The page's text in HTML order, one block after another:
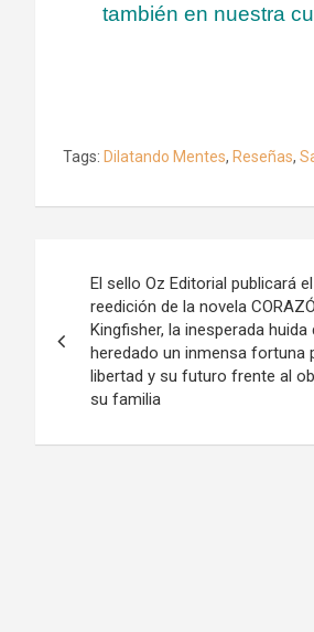
también en nuestra
Tags: Dilatando Mentes, Reseñas,
entradas
El sello Oz Editorial publicará
reedición de la novela
Kingfisher, la inesperada huida
heredado un inmensa fortuna
libertad y su futuro frente al
su familia